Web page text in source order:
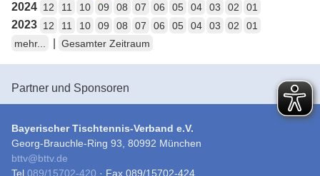
2024 12 11 10 09 08 07 06 05 04 03 02 01
2023 12 11 10 09 08 07 06 05 04 03 02
01
mehr...
Gesamter Zeitraum
Partner und Sponsoren
Bayerischer Tischtennis-Verband e.V.
Georg-Brauchle-Ring 93, 80992 München
bttv@bttv.de
Tel 089/15702-420 · Fax 089/15702-424